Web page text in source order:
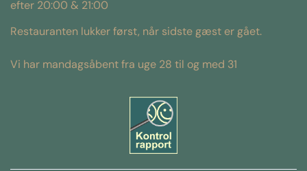
efter 20:00 & 21:00
Restauranten lukker først, når sidste gæst er gået.
Vi har mandagsåbent fra uge 28 til og med 31